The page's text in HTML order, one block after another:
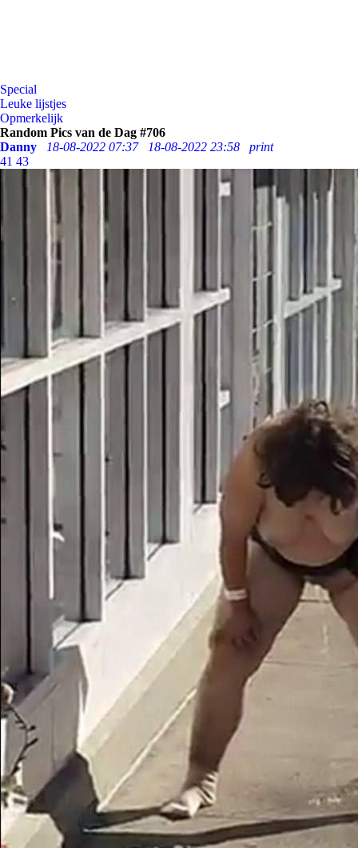
Special
Leuke lijstjes
Opmerkelijk
Random Pics van de Dag #706
Danny
18-08-2022 07:37 18-08-2022 23:58
print
41 43